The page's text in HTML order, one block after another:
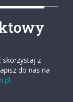
skorzystaj z
do nas na